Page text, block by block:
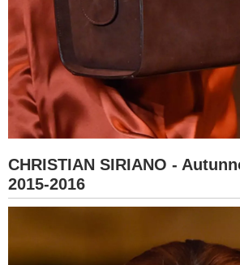
CHRISTIAN SIRIANO -
2015-2016